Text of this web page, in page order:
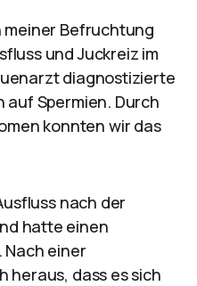
meiner Befruchtung
und Juckreiz im
diagnostizierte
auf Spermien. Durch
konnten wir das
nach der
hatte einen
einer
heraus, dass es sich